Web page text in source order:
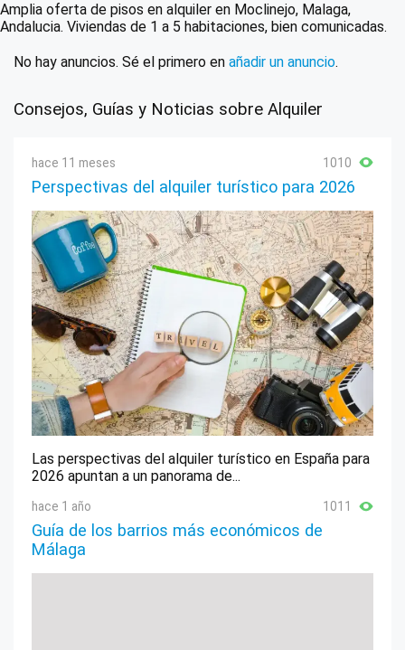
Amplia oferta de pisos en alquiler en Moclinejo, Malaga,
Andalucia. Viviendas de 1 a 5 habitaciones, bien comunicadas.
No hay anuncios. Sé el primero en añadir un anuncio.
Consejos, Guías y Noticias sobre Alquiler
hace 11 meses 1010
Perspectivas del alquiler turístico para 2026
Las perspectivas del alquiler turístico en España para
2026 apuntan a un panorama de...
hace 1 año 1011
Guía de los barrios más económicos de
Málaga